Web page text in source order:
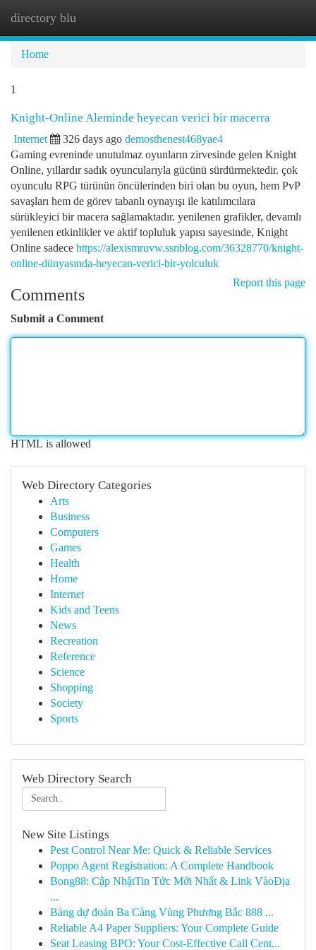
directory blu
Home
1
Knight-Online Aleminde heyecan verici bir macerra
Internet 326 days ago demosthenest468yae4
Gaming evreninde unutulmaz oyunların zirvesinde gelen Knight
Online, yıllardır sadık oyuncularıyla gücünü sürdürmektedir. çok
oyunculu RPG türünün öncülerinden biri olan bu oyun, hem PvP
savaşları hem de görev tabanlı oynayışı ile katılımcılara
sürükleyici bir macera sağlamaktadır. yenilenen grafikler, devamlı
yenilenen etkinlikler ve aktif topluluk yapısı sayesinde, Knight
Online sadece https://alexismruvw.ssnblog.com/36328770/knight-
online-dünyasında-heyecan-verici-bir-yolculuk
Report this page
Comments
Submit a Comment
HTML is allowed
Web Directory Categories
Arts
Business
Computers
Games
Health
Home
Internet
Kids and Teens
News
Recreation
Reference
Science
Shopping
Society
Sports
Web Directory Search
New Site Listings
Pest Control Near Me: Quick & Reliable Services
Poppo Agent Registration: A Complete Handbook
Bong88: Cập NhậtTin Tức Mới Nhất & Link VàoĐịa
...
Bảng dự đoán Ba Càng Vùng Phương Bắc 888 ...
Reliable A4 Paper Suppliers: Your Complete Guide
Seat Leasing BPO: Your Cost-Effective Call Cent...